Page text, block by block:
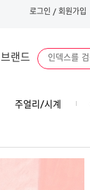
로그인 / 회원가입
브랜드
주얼리/시계